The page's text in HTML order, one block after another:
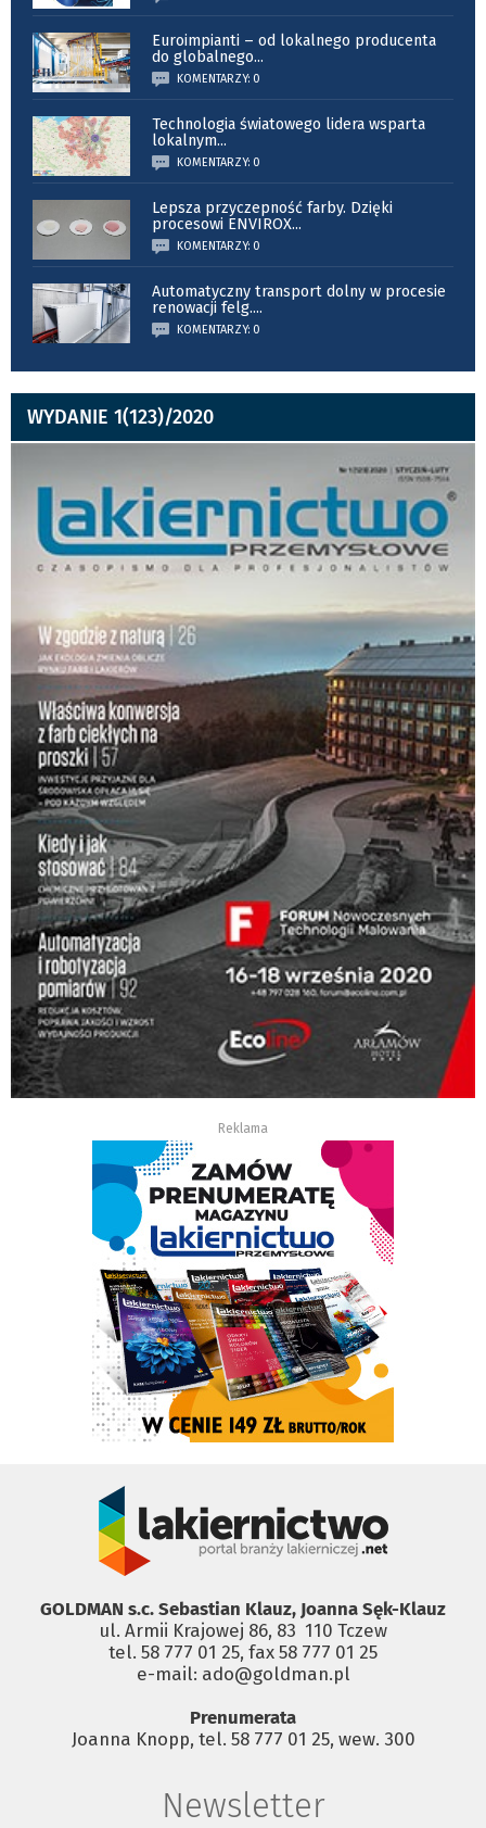
Euroimpianti – od lokalnego producenta
do globalnego...
KOMENTARZY: 0
Technologia światowego lidera wsparta
lokalnym...
KOMENTARZY: 0
Lepsza przyczepność farby. Dzięki
procesowi ENVIROX...
KOMENTARZY: 0
Automatyczny transport dolny w procesie
renowacji felg....
KOMENTARZY: 0
WYDANIE 1(123)/2020
Reklama
GOLDMAN s.c. Sebastian Klauz, Joanna Sęk-Klauz
ul. Armii Krajowej 86, 83 ­ 110 Tczew
tel. 58 777 01 25, fax 58 777 01 25
e-mail: ado@goldman.pl
Prenumerata
Joanna Knopp, tel. 58 777 01 25, wew. 300
Newsletter